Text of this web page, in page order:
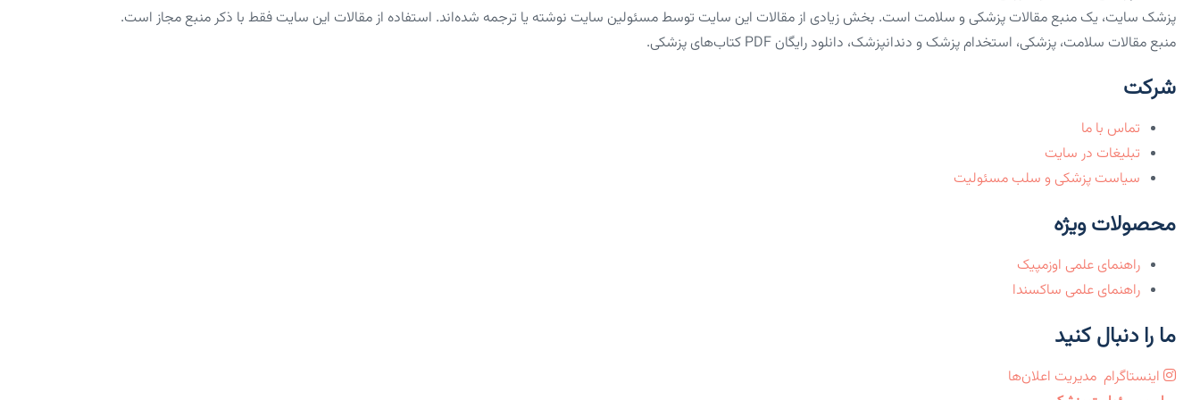
پزشک سایت، یک منبع مقالات پزشکی و سلامت است. بخش زیادی از مقالات این سایت توسط مسئولین سایت نوشته یا ترجمه شده‌اند. استفاده از مقالات این سایت فقط با ذکر منبع مجاز است.
منبع مقالات سلامت، پزشکی، استخدام پزشک و دندانپزشک، دانلود رایگان PDF کتاب‌های پزشکی.
شرکت
تماس با ما
تبلیغات در سایت
سیاست پزشکی و سلب مسئولیت
محصولات ویژه
راهنمای علمی اوزمپیک
راهنمای علمی ساکسندا
ما را دنبال کنید
اینستاگرام مدیریت اعلان‌ها